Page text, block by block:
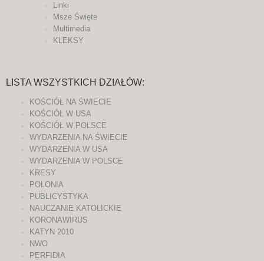
Linki
Msze Święte
Multimedia
KLEKSY
LISTA WSZYSTKICH DZIAŁÓW:
KOŚCIÓŁ NA ŚWIECIE
KOŚCIÓŁ W USA
KOŚCIÓŁ W POLSCE
WYDARZENIA NA ŚWIECIE
WYDARZENIA W USA
WYDARZENIA W POLSCE
KRESY
POLONIA
PUBLICYSTYKA
NAUCZANIE KATOLICKIE
KORONAWIRUS
KATYN 2010
NWO
PERFIDIA